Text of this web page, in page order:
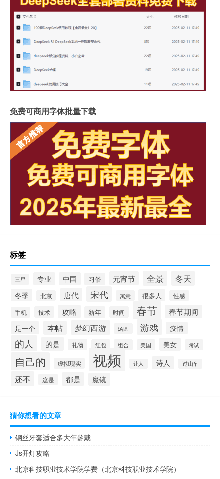
免费可商用字体批量下载
标签
三星 专业 中国 习俗 元宵节 全景 冬天
冬季 北京 唐代 宋代 寓意 很多人 性感
手机 技术 攻略 新年 时间 春节
春节期间
是一个
本帖 梦幻西游 汤圆 游戏 疫情
的人 的是 礼物 红包 组合 美国 美女 考试
自己的 虚拟现实 视频 让人 诗人 过山车
还不 这是 都是 魔镜
猜你想看的文章
钢丝牙套适合多大年龄戴
Js开灯攻略
北京科技职业技术学院学费（北京科技职业技术学院）